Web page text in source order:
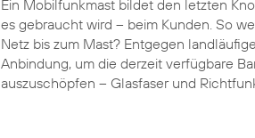
Ein Mobilfunkmast bildet den letzten
es gebraucht wird – beim Kunden. So
Netz bis zum Mast? Entgegen
Anbindung, um die derzeit verfügbare
auszuschöpfen – Glasfaser und